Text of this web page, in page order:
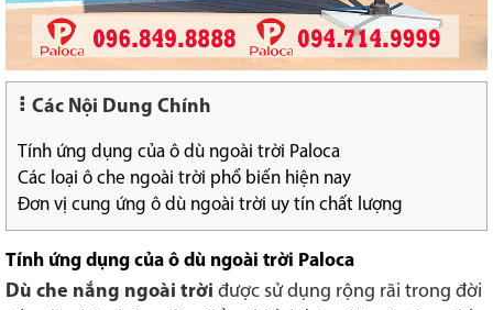
Các Nội Dung Chính
Tính ứng dụng của ô dù ngoài trời Paloca
Các loại ô che ngoài trời phổ biến hiện nay
Đơn vị cung ứng ô dù ngoài trời uy tín chất lượng
Tính ứng dụng của ô dù ngoài trời Paloca
Dù che nắng ngoài trời được sử dụng rộng rãi trong đời